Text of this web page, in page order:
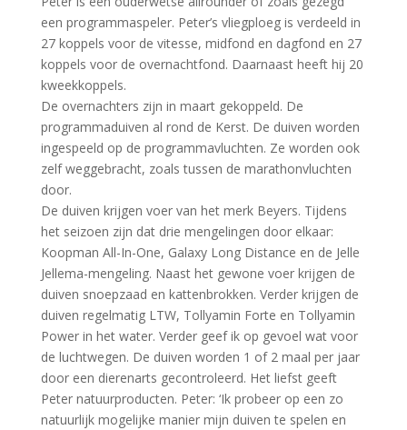
een programmaspeler. Peter’s vliegploeg is verdeeld in
27 koppels voor de vitesse, midfond en dagfond en 27
koppels voor de overnachtfond. Daarnaast heeft hij 20
kweekkoppels.
De overnachters zijn in maart gekoppeld. De
programmaduiven al rond de Kerst. De duiven worden
ingespeeld op de programmavluchten. Ze worden ook
zelf weggebracht, zoals tussen de marathonvluchten
door.
De duiven krijgen voer van het merk Beyers. Tijdens
het seizoen zijn dat drie mengelingen door elkaar:
Koopman All-In-One, Galaxy Long Distance en de Jelle
Jellema-mengeling. Naast het gewone voer krijgen de
duiven snoepzaad en kattenbrokken. Verder krijgen de
duiven regelmatig LTW, Tollyamin Forte en Tollyamin
Power in het water. Verder geef ik op gevoel wat voor
de luchtwegen. De duiven worden 1 of 2 maal per jaar
door een dierenarts gecontroleerd. Het liefst geeft
Peter natuurproducten. Peter: ‘Ik probeer op een zo
natuurlijk mogelijke manier mijn duiven te spelen en